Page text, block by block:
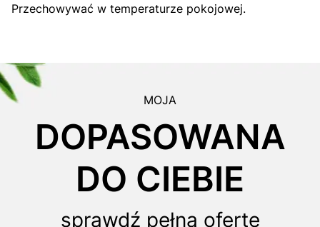
Przechowywać w temperaturze pokojowej.
MOJA
DOPASOWANA
DO CIEBIE
sprawdź pełną ofertę